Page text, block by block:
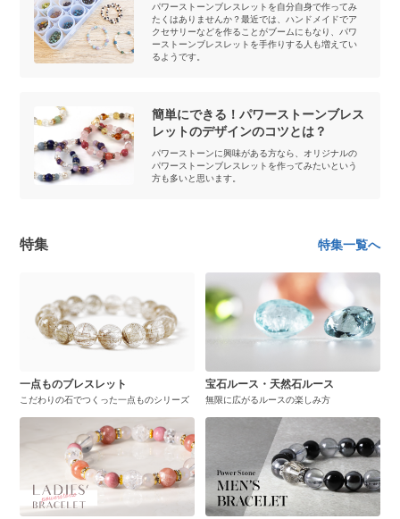
パワーストーンブレスレットを自分自身で作ってみ
たくはありませんか？最近では、ハンドメイドでア
クセサリーなどを作ることがブームにもなり、パワ
ーストーンブレスレットを手作りする人も増えてい
るようです。
簡単にできる！パワーストーンブレス
レットのデザインのコツとは？
パワーストーンに興味がある方なら、オリジナルの
パワーストーンブレスレットを作ってみたいという
方も多いと思います。
特集 特集一覧へ
一点ものブレスレット
こだわりの石でつくった一点ものシリーズ
宝石ルース・天然石ルース
無限に広がるルースの楽しみ方